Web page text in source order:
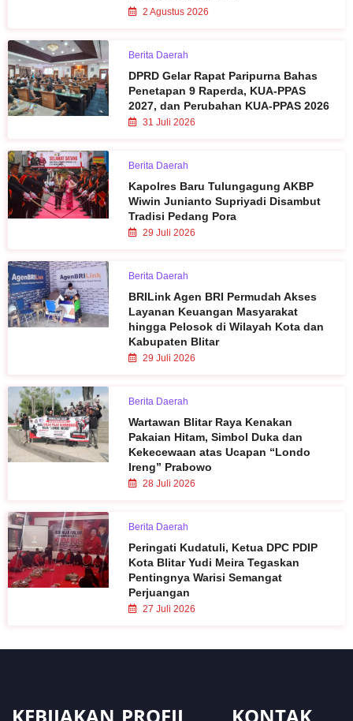
2 Agustus 2026
Berita Daerah
DPRD Gelar Rapat Paripurna Bahas
Penetapan 9 Raperda, KUA-PPAS
2027, dan Perubahan KUA-PPAS 2026
31 Juli 2026
Berita Daerah
Kapolres Baru Tulungagung AKBP
Wiwin Junianto Supriyadi Disambut
Tradisi Pedang Pora
29 Juli 2026
Berita Daerah
BRILink Agen BRI Permudah Akses
Layanan Keuangan Masyarakat
hingga Pelosok di Wilayah Kota dan
Kabupaten Blitar
29 Juli 2026
Berita Daerah
Wartawan Blitar Raya Kenakan
Pakaian Hitam, Simbol Duka dan
Kekecewaan atas Ucapan “Londo
Ireng” Prabowo
28 Juli 2026
Berita Daerah
Peringati Kudatuli, Ketua DPC PDIP
Kota Blitar Yudi Meira Tegaskan
Pentingnya Warisi Semangat
Perjuangan
27 Juli 2026
KEBIJAKAN PROFIL KONTAK